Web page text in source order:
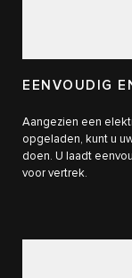
EENVOUDIG
Aangezien een
opgeladen, kunt u
doen. U laadt
voor vertrek.